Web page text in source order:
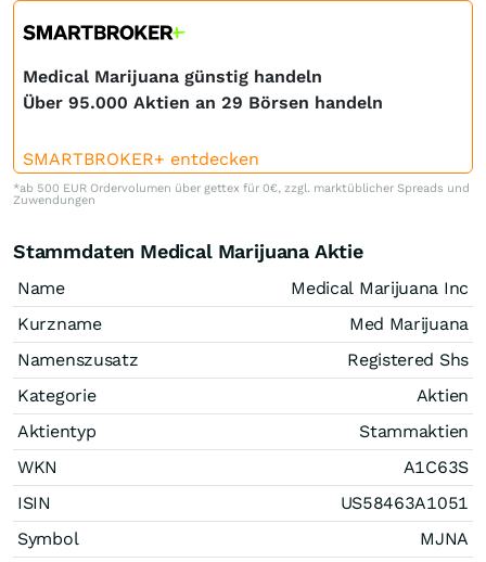
Medical Marijuana günstig handeln
Über 95.000 Aktien an 29 Börsen handeln
SMARTBROKER+ entdecken
*ab 500 EUR Ordervolumen über gettex für 0€, zzgl. marktüblicher Spreads und
Zuwendungen
Stammdaten Medical Marijuana Aktie
Name
Medical Marijuana Inc
Kurzname
Med Marijuana
Namenszusatz
Registered Shs
Kategorie
Aktien
Aktientyp
Stammaktien
WKN
A1C63S
ISIN
US58463A1051
Symbol
MJNA